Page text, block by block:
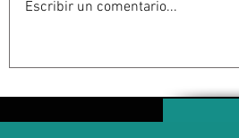
2024 es inconstitucional
Escribir un comentario...